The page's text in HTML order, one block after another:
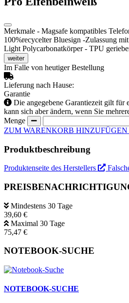
Merkmale - Magsafe kompatibles
100%recycelter Bluesign -Zulassung
Light Polycarbonatkörper - TPU
weiter
Im Falle von heutiger Bestellung
Lieferung nach Hause:
Garantie
Die angegebene Garantiezeit gilt für
kann sich aber ändern, wenn Sie
Menge
ZUM WARENKORB HINZUFÜGEN
Produktbeschreibung
Produktenseite des Herstellers
Mindestens 30 Tage
39,60 €
Maximal 30 Tage
75,47 €
NOTEBOOK-SUCHE
NOTEBOOK-SUCHE